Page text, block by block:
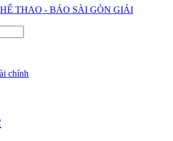
THAO - BÁO SÀI GÒN GIẢI
chính